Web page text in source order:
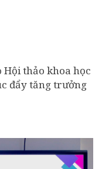
Hội thảo khoa học
đẩy tăng trưởng